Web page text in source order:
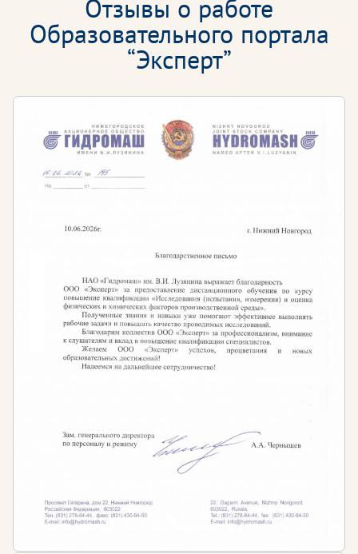
Отзывы о работе
Образовательного портала
“Эксперт”